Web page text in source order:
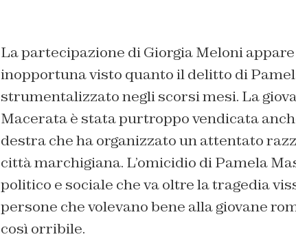
La partecipazione di Giorgia Meloni
inopportuna visto quanto il delitto di
strumentalizzato negli scorsi mesi. La
Macerata è stata purtroppo vendicata
destra che ha organizzato un attentato
città marchigiana. L’omicidio di Pamela
politico e sociale che va oltre la tragedia
persone che volevano bene alla giovane
così orribile.